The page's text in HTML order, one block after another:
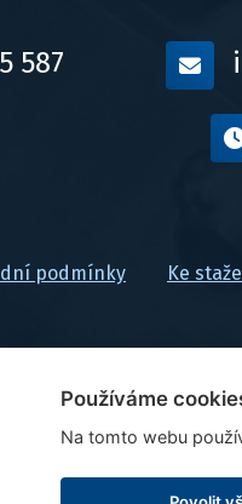
587
podmínky Ke
Používáme
Na tomto webu